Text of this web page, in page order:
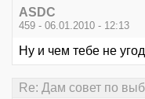
ASDC
459 - 06.01.2010 - 12:13
Ну и чем тебе не
Re: Дам совет по